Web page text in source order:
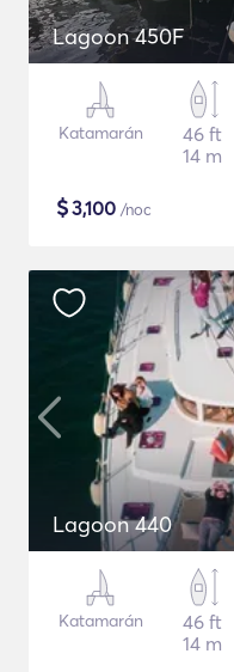
Lagoon 450F
Katamarán
46 ft
14 m
$3,100 /noc
Lagoon 440
Katamarán
46 ft
14 m